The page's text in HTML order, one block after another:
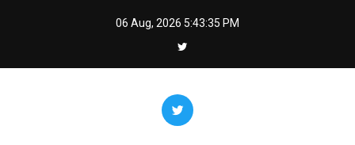
06 Aug, 2026 5:43:37 PM